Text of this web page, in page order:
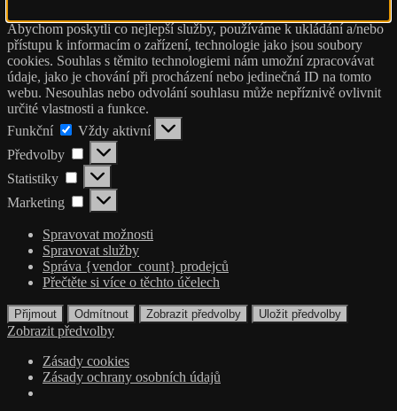
Abychom poskytli co nejlepší služby, používáme k ukládání a/nebo
přístupu k informacím o zařízení, technologie jako jsou soubory
cookies. Souhlas s těmito technologiemi nám umožní zpracovávat
údaje, jako je chování při procházení nebo jedinečná ID na tomto
webu. Nesouhlas nebo odvolání souhlasu může nepříznivě ovlivnit
určité vlastnosti a funkce.
Funkční
Funkční
Vždy aktivní
Předvolby
Předvolby
Statistiky Statistiky
Marketing Marketing
Spravovat možnosti
Spravovat služby
Správa {vendor_count} prodejců
Přečtěte si více o těchto účelech
Přijmout Odmítnout Zobrazit předvolby Uložit předvolby
Zobrazit předvolby
Zásady cookies
Zásady ochrany osobních údajů